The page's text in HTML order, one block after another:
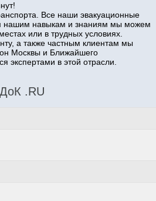
Все наши эвакуационные
нашим навыкам и знаниям мы можем
или в трудных условиях.
а также частным клиентам мы
Москвы и Ближайшего
в этой отрасли.
.RU